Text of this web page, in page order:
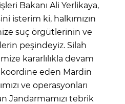
Bakanı Ali Yerlikaya,
isterim ki, halkımızın
suç örgütlerinin ve
peşindeyiz. Silah
kararlılıkla devam
koordine eden Mardin
ve operasyonları
Jandarmamızı tebrik